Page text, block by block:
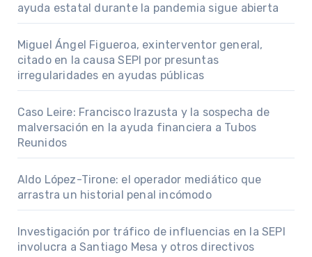
ayuda estatal durante la pandemia sigue abierta
Miguel Ángel Figueroa, exinterventor general,
citado en la causa SEPI por presuntas
irregularidades en ayudas públicas
Caso Leire: Francisco Irazusta y la sospecha de
malversación en la ayuda financiera a Tubos
Reunidos
Aldo López-Tirone: el operador mediático que
arrastra un historial penal incómodo
Investigación por tráfico de influencias en la SEPI
involucra a Santiago Mesa y otros directivos